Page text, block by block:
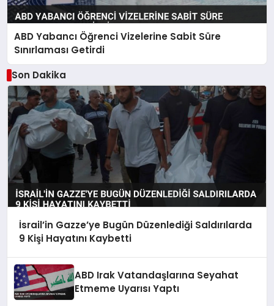
ABD Yabancı Öğrenci Vizelerine Sabit Süre
Sınırlaması Getirdi
Son Dakika
İsrail’in Gazze’ye Bugün Düzenlediği Saldırılarda
9 Kişi Hayatını Kaybetti
ABD Irak Vatandaşlarına Seyahat
Etmeme Uyarısı Yaptı